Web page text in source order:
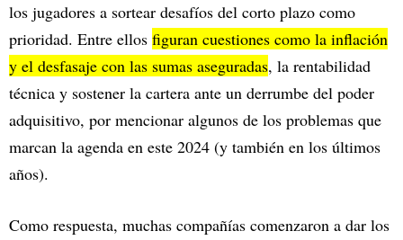
los jugadores a sortear desafíos del corto plazo como
prioridad. Entre ellos figuran cuestiones como la inflación
y el desfasaje con las sumas aseguradas, la rentabilidad
técnica y sostener la cartera ante un derrumbe del poder
adquisitivo, por mencionar algunos de los problemas que
marcan la agenda en este 2024 (y también en los últimos
años).
Como respuesta, muchas compañías comenzaron a dar los